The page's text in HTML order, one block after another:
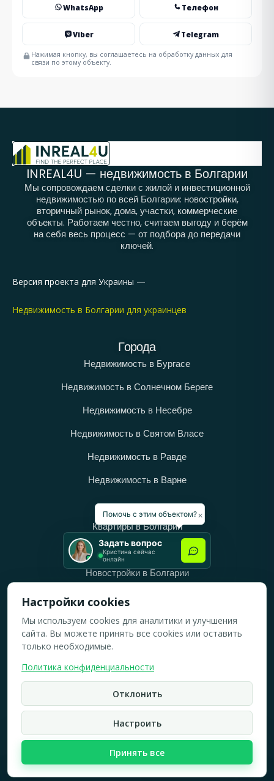
WhatsApp Телефон
Viber Telegram
Нажимая кнопку, вы соглашаетесь на обработку данных для
связи по этому объекту.
INREAL4U — недвижимость в Болгарии
Мы сопровождаем сделки с жилой и инвестиционной
недвижимостью по всей Болгарии: новостройки,
вторичный рынок, дома, участки, коммерческие
объекты. Работаем честно, считаем выгоду и берём
на себя весь процесс — от подбора до передачи
ключей.
Версия проекта для Украины —
Недвижимость в Болгарии для украинцев
Города
Недвижимость в Бургасе
Недвижимость в Солнечном Береге
Недвижимость в Несебре
Недвижимость в Святом Власе
Недвижимость в Равде
Недвижимость в Варне
Категории
Квартиры в Болгарии
Дома в Болгарии
Новостройки в Болгарии
Вторичное жильё в Болгарии
Рабочее время
ПН-ПТ: 10:00 — 18:00
ВС: Выходной
2019-2026 © Все права защищены.
Политика конфидициальности
Карта сайта
×
Помочь с этим объектом?
Задать вопрос
Кристина сейчас
онлайн
Кристина Верейская
Брокер по недвижимости
быстрый ответ
☏
Настройки cookies
Мы используем cookies для аналитики и улучшения
сайта. Вы можете принять все cookies или оставить
только необходимые.
Политика конфиденциальности
Отклонить
Настроить
Принять все